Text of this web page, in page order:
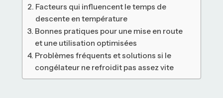
Facteurs qui influencent le temps de
descente en température
Bonnes pratiques pour une mise en route
et une utilisation optimisées
Problèmes fréquents et solutions si le
congélateur ne refroidit pas assez vite